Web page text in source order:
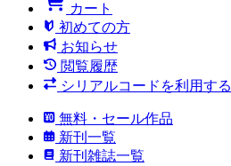
カート
初めての方
お知らせ
閲覧履歴
シリアルコードを利用する
無料・セール作品
新刊一覧
新刊雑誌一覧